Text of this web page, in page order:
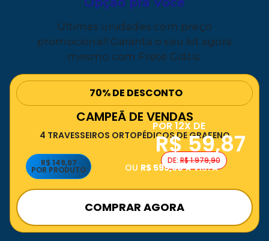
Últimas unidades com preço
promocional! Garanta o seu kit agora
mesmo com Frete Grátis.
70% DE DESCONTO
CAMPEÃ DE VENDAS
4 TRAVESSEIROS ORTOPÉDICOS DE GRAFENO
DE:R$ 1.979,90
POR 12X DE
R$ 59,87
OU R$ 599,90À VISTA
R$ 149,97
POR PRODUTO
COMPRAR AGORA